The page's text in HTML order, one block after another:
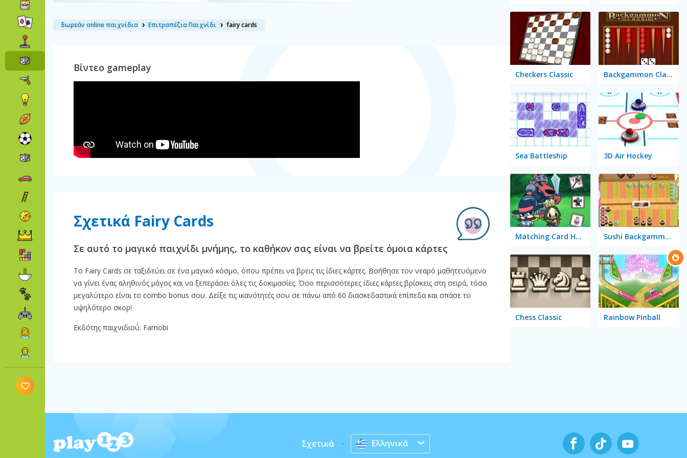
δωρεάν online παιχνίδια Επιτραπέζια Παιχνίδι fairy cards
Βίντεο gameplay
Σχετικά Fairy Cards
Σε αυτό το μαγικό παιχνίδι μνήμης, το καθήκον σας είναι να βρείτε όμοια κάρτες
Το Fairy Cards σε ταξιδεύει σε ένα μαγικό κόσμο, όπου πρέπει να βρεις τις ίδιες κάρτες. Βοήθησε τον νεαρό μαθητευόμενο
να γίνει ένας αληθινός μάγος και να ξεπεράσει όλες τις δοκιμασίες. Όσο περισσότερες ίδιες κάρτες βρίσκεις στη σειρά, τόσο
μεγαλύτερο είναι το combo bonus σου. Δείξε τις ικανότητές σου σε πάνω από 60 διασκεδαστικά επίπεδα και σπάσε το
υψηλότερο σκορ!
Εκδότης παιχνιδιού: Famobi
Checkers Classic Backgammon Classic
Sea Battleship 3D Air Hockey
Matching Card Heroes Sushi Backgammon
Chess Classic Rainbow Pinball
Σχετικά Ελληνικά